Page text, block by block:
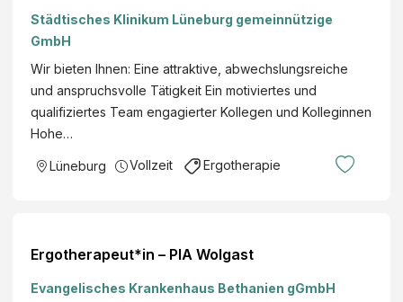
n
g
m
/
w
/
x
r
a
e
r
L
a
n
d
s
i
e
Städtisches Klinikum Lüneburg gemeinnützige
GmbH
Wir bieten Ihnen: Eine attraktive, abwechslungsreiche
und anspruchsvolle Tätigkeit Ein motiviertes und
qualifiziertes Team engagierter Kollegen und Kolleginnen
Hohe…
Lüneburg Vollzeit Ergotherapie
Ergotherapeut*in – PIA Wolgast
Evangelisches Krankenhaus Bethanien gGmbH